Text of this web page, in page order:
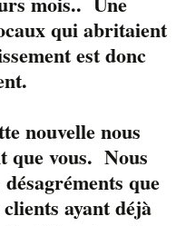
qui abritaient
est donc
le moment.
nouvelle nous
que vous. Nous
que
ayant déjà